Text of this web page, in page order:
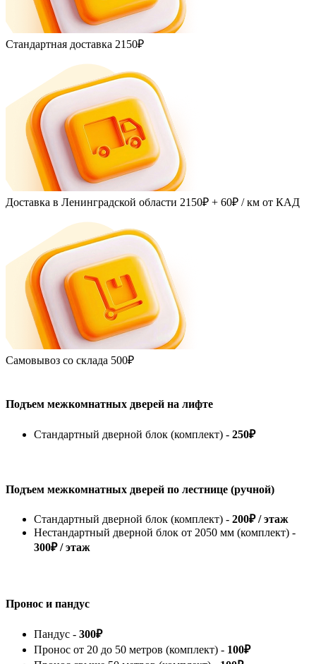
Стандартная доставка 2150₽
Доставка в Ленинградской области 2150₽ + 60₽ / км от КАД
Самовывоз со склада 500₽
Подъем межкомнатных дверей на лифте
Стандартный дверной блок (комплект) - 250₽
Подъем межкомнатных дверей по лестнице (ручной)
Стандартный дверной блок (комплект) - 200₽ / этаж
Нестандартный дверной блок от 2050 мм (комплект) -
300₽ / этаж
Пронос и пандус
Пандус - 300₽
Пронос от 20 до 50 метров (комплект) - 100₽